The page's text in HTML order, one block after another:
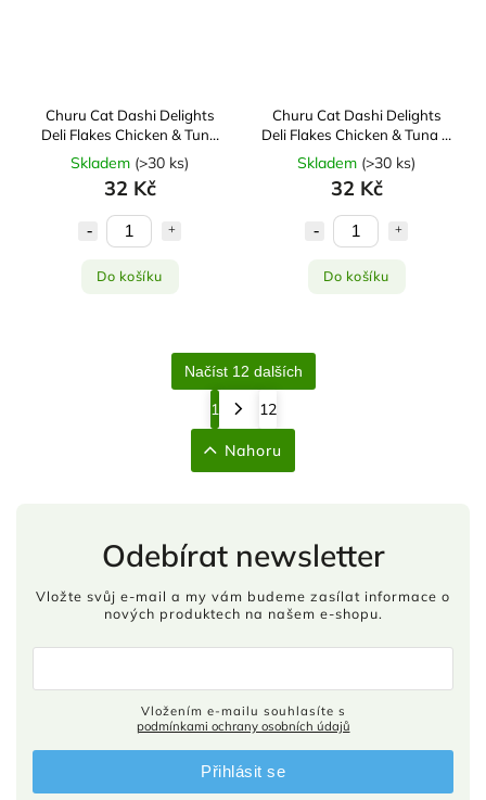
Churu Cat Dashi Delights
Deli Flakes Chicken & Tuna
40g
Skladem (>30 ks)
32 Kč
Do košíku
Churu Cat Dashi Delights
Deli Flakes Chicken & Tuna &
Scallop 40g
Skladem (>30 ks)
32 Kč
Do košíku
Načíst 12 dalších
1 12
Nahoru
Odebírat newsletter
Vložte svůj e-mail a my vám budeme zasílat informace o
nových produktech na našem e-shopu.
podmínkami ochrany osobních údajů
Přihlásit se